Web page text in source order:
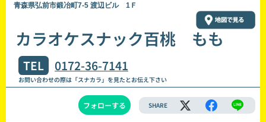
青森県弘前市鍛冶町7-5 渡辺ビル 1Ｆ
カラオケスナック百桃 もも
TEL 0172-36-7141
お問い合わせの際は「スナカラ」を見たとお伝え下さい
フォローする SHARE